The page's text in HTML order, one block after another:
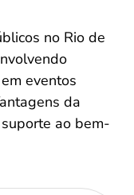
no Rio de
eventos
da
ao bem-